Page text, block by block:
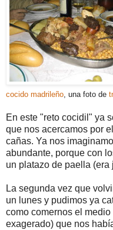
cocido madrileño, una foto de
En este "reto cocidil" ya
que nos acercamos por el
cañas. Ya nos
abundante, porque con
un platazo de paella (era
La segunda vez que
un lunes y pudimos ya
como comernos el
exagerado) que nos